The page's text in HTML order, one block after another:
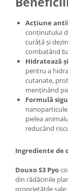
Acțiune
conținutului
curăță și
combatând
Hidratează
pentru a
cutanate,
menținând
Formulă
pielea
reducând
Ingrediente de
Douxo S3 Pyo
din rădăcinile
proprietățile sale